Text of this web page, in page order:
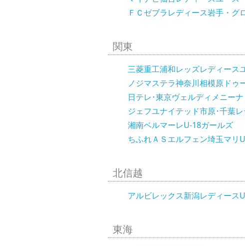
ＦＣゼブラレディース岩手・グ
関東
三菱重工浦和レッズレディース
ノジマステラ神奈川相模原ドゥ
日テレ･東京ヴェルディメニーナ
ジェフユナイテッド市原･千葉
湘南ベルマーレU-18ガールズ
ちふれＡＳエルフェン埼玉マリ
北信越
アルビレックス新潟レディース
東海